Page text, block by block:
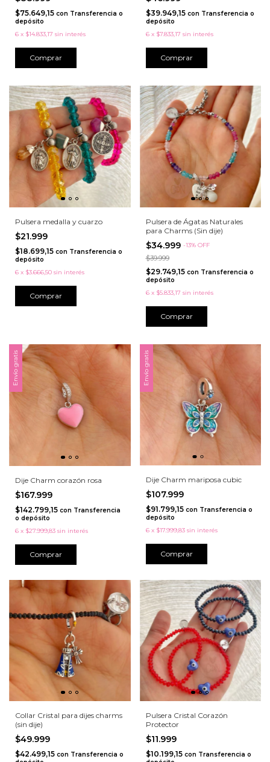
$75.649,15 con Transferencia o
depósito
6 x $14.833,17 sin interés
Comprar
$39.949,15 con Transferencia o
depósito
6 x $7.833,17 sin interés
Pulsera medalla y cuarzo
$21.999
$18.699,15 con Transferencia o
depósito
6 x $3.666,50 sin interés
Comprar
Pulsera de Ágatas Naturales
para Charms (Sin dije)
$34.999 -13% OFF
$39.999
$29.749,15 con Transferencia o
depósito
6 x $5.833,17 sin interés
Envío gratis
Dije Charm corazón rosa
$167.999
$142.799,15 con Transferencia
o depósito
6 x $27.999,83 sin interés
Comprar
Envío gratis
Dije Charm mariposa cubic
$107.999
$91.799,15 con Transferencia o
depósito
6 x $17.999,83 sin interés
Comprar
Collar Cristal para dijes charms
(sin dije)
$49.999
$42.499,15 con Transferencia o
Pulsera Cristal Corazón
Protector
$11.999
$10.199,15 con Transferencia o